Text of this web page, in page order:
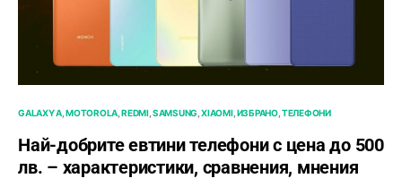
GALAXY A MOTOROLA REDMI SAMSUNG XIAOMI ИЗБРАНО ТЕЛЕФОНИ
Най-добрите евтини телефони с ценa до 500
лв. – характeристики, сравнения, мнения